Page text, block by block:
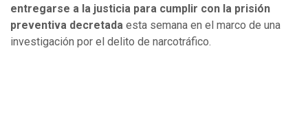
entregarse a la justicia para cumplir con la prisión
preventiva decretada esta semana en el marco de una
investigación por el delito de narcotráfico.